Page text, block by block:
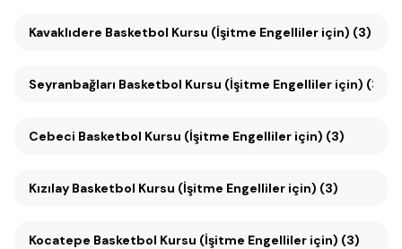
Kavaklıdere Basketbol Kursu (İşitme Engelliler için) (3)
Seyranbağları Basketbol Kursu (İşitme Engelliler için) (3)
Cebeci Basketbol Kursu (İşitme Engelliler için) (3)
Kızılay Basketbol Kursu (İşitme Engelliler için) (3)
Kocatepe Basketbol Kursu (İşitme Engelliler için) (3)